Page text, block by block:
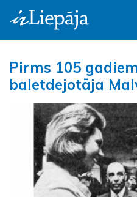
Pirms 105
baletdejotāja